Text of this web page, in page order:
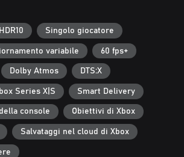
trae spunto dalla fantascienza, dall'horror
della Guerra Fredda per creare un mondo
familiare, ma completamente alieno.
HDR10 Singolo giocatore
variabile 60 fps+
Dolby Atmos DTS:X
Series X|S Smart Delivery
console Obiettivi di Xbox
Salvataggi nel cloud di Xbox